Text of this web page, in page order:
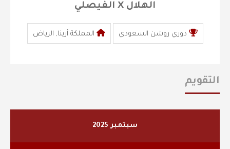
الهلال X الفيصلي
دوري روشن السعودي المملكة أرينا, الرياض
التقويم
سبتمبر 2025